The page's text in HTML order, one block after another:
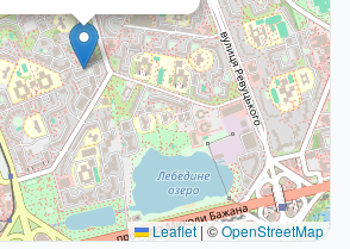
Leaflet | ©OpenStreetMap